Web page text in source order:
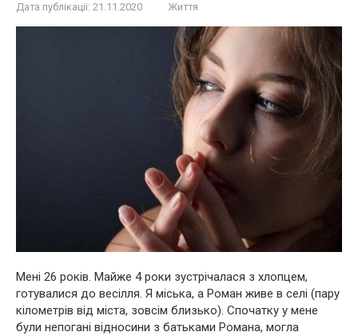
Дата публікації: 21.11.2020 Життя
Мені 26 років. Майже 4 роки зустрічалася з хлопцем,
готувалися до весілля. Я міська, а Роман живе в селі (пару
кілометрів від міста, зовсім близько). Спочатку у мене
були непогані відносини з батьками Романа, могла